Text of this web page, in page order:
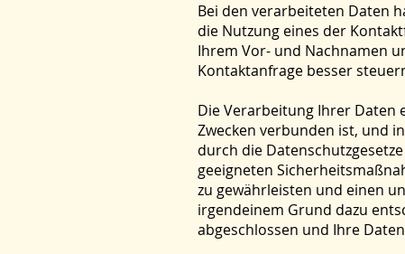
Bei den verarbeiteten Daten
die Nutzung eines der
Ihrem Vor- und Nachnamen
Kontaktanfrage besser
Die Verarbeitung Ihrer Daten
Zwecken verbunden ist, und
durch die
geeigneten
zu gewährleisten und einen
irgendeinem Grund dazu
abgeschlossen und Ihre